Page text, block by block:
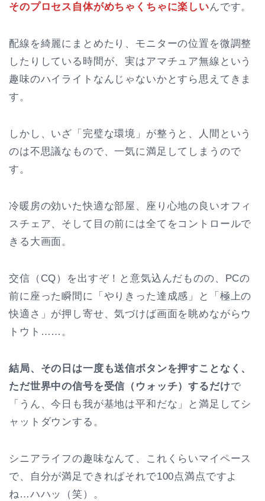
そのプロセス自体がめちゃくちゃに楽しいんです。
配線を綺麗にまとめたり、モニターの位置を微調整
したりしている時間が、実はアマチュア無線という
趣味のハイライトなんじゃないかとすら思えてきま
す。
しかし、いざ「完璧な環境」が整うと、人間という
のは不思議なもので、一気に満足してしまうので
す。
冷暖房の効いた快適な部屋、座り心地の良いオフィ
スチェア、そして目の前には全てをコントロールで
きる大画面。
交信（CQ）を出すぞ！と意気込んだものの、PCの
前に座った瞬間に「やりきった達成感」と「極上の
快適さ」が押し寄せ、気づけば画面を眺めながらウ
トウト……。
結局、その日は一度も送信ボタンを押すことなく、
ただ世界中の信号を受信（ウォッチ）するだけで
「うん、今日も我が基地は平和だな」と満足してシ
ャットダウンする。
シニアライフの趣味なんて、これくらいマイペース
で、自分が満足できればそれで100点満点ですよ
ね…ハハッ（笑）。